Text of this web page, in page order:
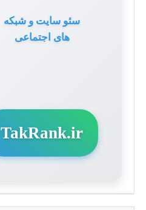
سئو سایت و شبکه
های اجتماعی
TakRank.ir